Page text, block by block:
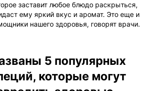
заставит любое блюдо раскрыться,
ему яркий вкус и аромат. Это еще и
нашего здоровья, говорят врачи.
5 популярных
которые могут